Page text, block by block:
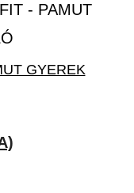
GYEREK